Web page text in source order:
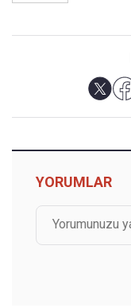
YORUMLAR